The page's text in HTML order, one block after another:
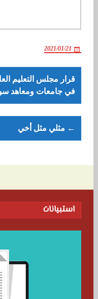
2021/01/21
Post
navigation
قرار مجلس التعليم
في جامعات ومعاهد
← مثلي مثل أخي
استبيانات